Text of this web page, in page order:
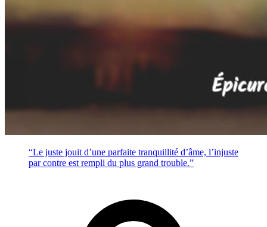
“Le juste jouit d’une parfaite tranquillité d’âme, l’injuste
par contre est rempli du plus grand trouble.”